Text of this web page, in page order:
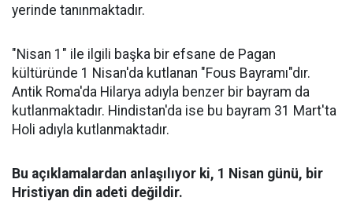
yerinde tanınmaktadır.
"Nisan 1" ile ilgili başka bir efsane de Pagan
kültüründe 1 Nisan'da kutlanan "Fous Bayramı"dır.
Antik Roma'da Hilarya adıyla benzer bir bayram da
kutlanmaktadır. Hindistan'da ise bu bayram 31 Mart'ta
Holi adıyla kutlanmaktadır.
Bu açıklamalardan anlaşılıyor ki, 1 Nisan günü, bir
Hristiyan din adeti değildir.